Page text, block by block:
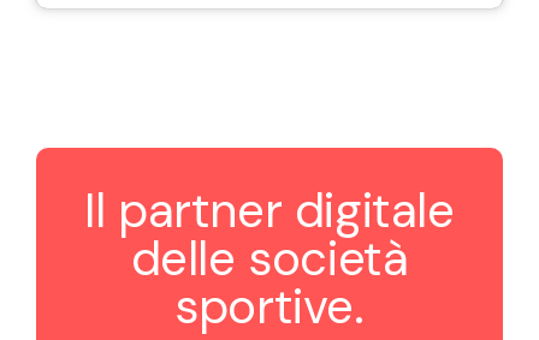
Il partner digitale
delle società
sportive.